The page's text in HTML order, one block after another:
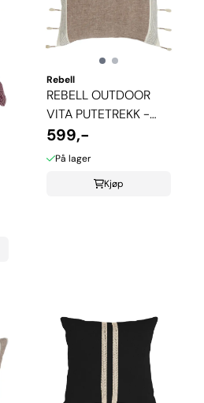
Rebell
REBELL OUTDOOR
VITA PUTETREKK -
BRUN
599,-
På lager
Kjøp